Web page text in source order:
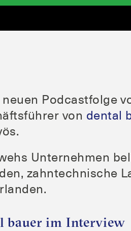
Pod­cast­fol­ge
von den­tal
Unter­neh­men
zahn­tech­ni­sche
bauer im Interview